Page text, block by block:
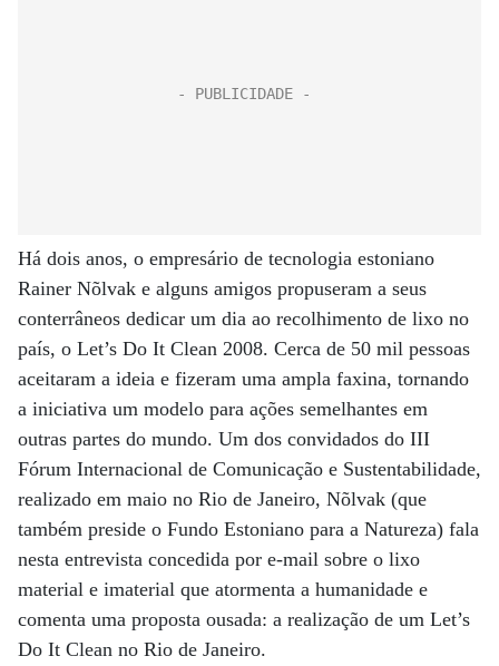
Há dois anos, o empresário de tecnologia estoniano
Rainer Nõlvak e alguns amigos propuseram a seus
conterrâneos dedicar um dia ao recolhimento de lixo no
país, o Let’s Do It Clean 2008. Cerca de 50 mil pessoas
aceitaram a ideia e fizeram uma ampla faxina, tornando
a iniciativa um modelo para ações semelhantes em
outras partes do mundo. Um dos convidados do III
Fórum Internacional de Comunicação e Sustentabilidade,
realizado em maio no Rio de Janeiro, Nõlvak (que
também preside o Fundo Estoniano para a Natureza) fala
nesta entrevista concedida por e-mail sobre o lixo
material e imaterial que atormenta a humanidade e
comenta uma proposta ousada: a realização de um Let’s
Do It Clean no Rio de Janeiro.